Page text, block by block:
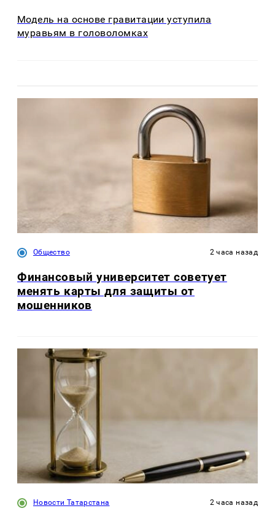
Модель на основе гравитации уступила
муравьям в головоломках
Общество 2 часа назад
Финансовый университет советует
менять карты для защиты от
мошенников
Новости Татарстана 2 часа назад